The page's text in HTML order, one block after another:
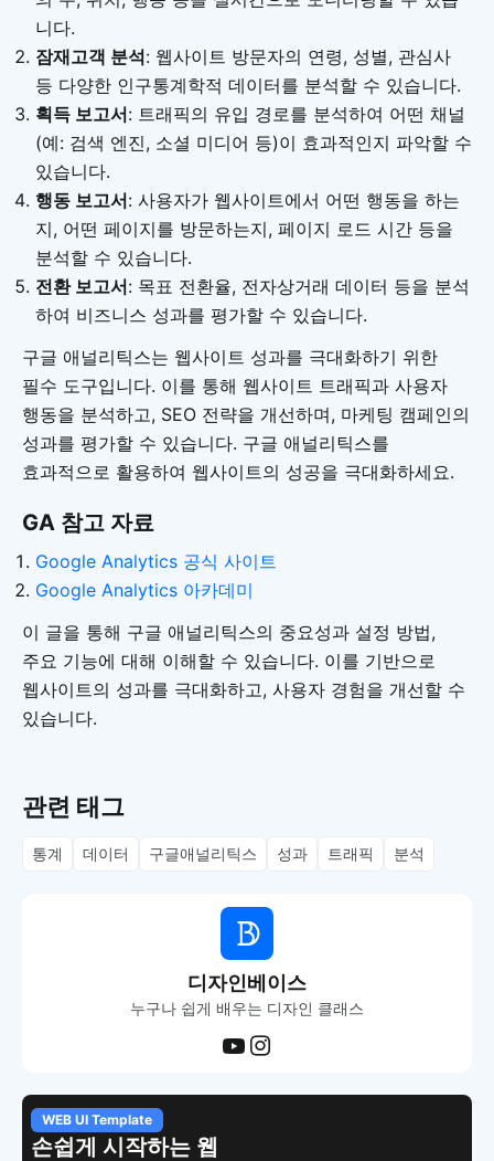
니다.
잠재고객 분석: 웹사이트 방문자의 연령, 성별, 관심사
등 다양한 인구통계학적 데이터를 분석할 수 있습니다.
획득 보고서: 트래픽의 유입 경로를 분석하여 어떤 채널
(예: 검색 엔진, 소셜 미디어 등)이 효과적인지 파악할 수
있습니다.
행동 보고서: 사용자가 웹사이트에서 어떤 행동을 하는
지, 어떤 페이지를 방문하는지, 페이지 로드 시간 등을
분석할 수 있습니다.
전환 보고서: 목표 전환율, 전자상거래 데이터 등을 분석
하여 비즈니스 성과를 평가할 수 있습니다.
구글 애널리틱스는 웹사이트 성과를 극대화하기 위한
필수 도구입니다. 이를 통해 웹사이트 트래픽과 사용자
행동을 분석하고, SEO 전략을 개선하며, 마케팅 캠페인의
성과를 평가할 수 있습니다. 구글 애널리틱스를
효과적으로 활용하여 웹사이트의 성공을 극대화하세요.
GA 참고 자료
Google Analytics 공식 사이트
Google Analytics 아카데미
이 글을 통해 구글 애널리틱스의 중요성과 설정 방법,
주요 기능에 대해 이해할 수 있습니다. 이를 기반으로
웹사이트의 성과를 극대화하고, 사용자 경험을 개선할 수
있습니다.
관련 태그
통계 데이터 구글애널리틱스 성과 트래픽 분석
디자인베이스
누구나 쉽게 배우는 디자인 클래스
WEB UI Template
손쉽게 시작하는 웹